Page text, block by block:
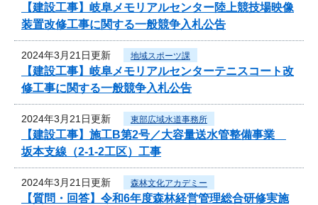
【建設工事】岐阜メモリアルセンター陸上競技場映像
装置改修工事に関する一般競争入札公告
2024年3月21日更新 地域スポーツ課
【建設工事】岐阜メモリアルセンターテニスコート改
修工事に関する一般競争入札公告
2024年3月21日更新 東部広域水道事務所
【建設工事】施工B第2号／大容量送水管整備事業
坂本支線（2-1-2工区）工事
2024年3月21日更新 森林文化アカデミー
【質問・回答】令和6年度森林経営管理総合研修実施